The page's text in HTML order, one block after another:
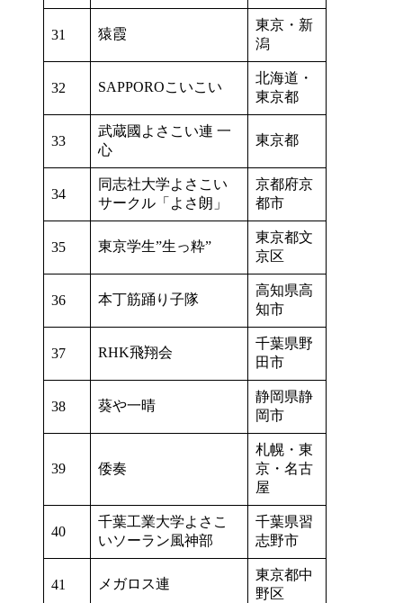
31 猿霞
東京・新
潟
32 SAPPOROこいこい
北海道・
東京都
33
武蔵國よさこい連 一
心
東京都
34
同志社大学よさこい
サークル「よさ朗」
京都府京
都市
35 東京学生”生っ粋”
東京都文
京区
36 本丁筋踊り子隊
高知県高
知市
37 RHK飛翔会
千葉県野
田市
38 葵や一晴
静岡県静
岡市
39 倭奏
札幌・東
京・名古
屋
40
千葉工業大学よさこ
いソーラン風神部
千葉県習
志野市
41 メガロス連
東京都中
野区